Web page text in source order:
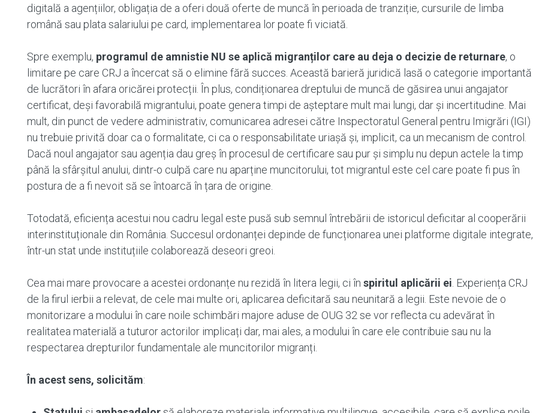
digitală a agențiilor, obligația de a oferi două oferte de muncă în perioada de tranziție, cursurile de limba
română sau plata salariului pe card, implementarea lor poate fi viciată.
Spre exemplu, programul de amnistie NU se aplică migranților care au deja o decizie de returnare, o
limitare pe care CRJ a încercat să o elimine fără succes. Această barieră juridică lasă o categorie importantă
de lucrători în afara oricărei protecții. În plus, condiționarea dreptului de muncă de găsirea unui angajator
certificat, deși favorabilă migrantului, poate genera timpi de așteptare mult mai lungi, dar și incertitudine. Mai
mult, din punct de vedere administrativ, comunicarea adresei către Inspectoratul General pentru Imigrări (IGI)
nu trebuie privită doar ca o formalitate, ci ca o responsabilitate uriașă și, implicit, ca un mecanism de control.
Dacă noul angajator sau agenția dau greș în procesul de certificare sau pur și simplu nu depun actele la timp
până la sfârșitul anului, dintr-o culpă care nu aparține muncitorului, tot migrantul este cel care poate fi pus în
postura de a fi nevoit să se întoarcă în țara de origine.
Totodată, eficiența acestui nou cadru legal este pusă sub semnul întrebării de istoricul deficitar al cooperării
interinstituționale din România. Succesul ordonanței depinde de funcționarea unei platforme digitale integrate,
într-un stat unde instituțiile colaborează deseori greoi.
Cea mai mare provocare a acestei ordonanțe nu rezidă în litera legii, ci în spiritul aplicării ei . Experiența CRJ
de la firul ierbii a relevat, de cele mai multe ori, aplicarea deficitară sau neunitară a legii. Este nevoie de o
monitorizare a modului în care noile schimbări majore aduse de OUG 32 se vor reflecta cu adevărat în
realitatea materială a tuturor actorilor implicați dar, mai ales, a modului în care ele contribuie sau nu la
respectarea drepturilor fundamentale ale muncitorilor migranți.
În acest sens, solicităm: